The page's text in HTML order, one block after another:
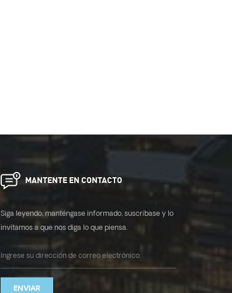
MANTENTE EN CONTACTO
Siga leyendo, manténgase informado, suscríbase y lo
invitamos a que nos diga lo que piensa.
ENVIAR